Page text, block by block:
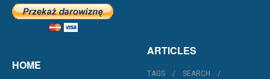
HOME
ARTICLES
TAGS
SEARCH